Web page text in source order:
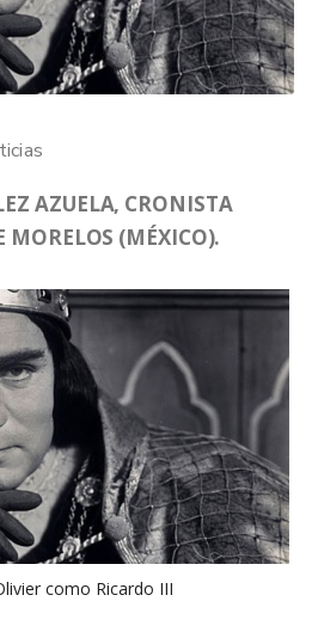
AZUELA, CRONISTA
MORELOS (MÉXICO).
como Ricardo III